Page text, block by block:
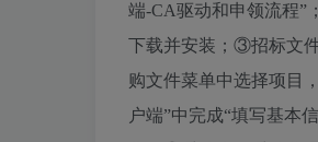
端-CA驱动和申领流程”
下载并安装；③招标文
购文件菜单中选择项目
户端”中完成“填写基本